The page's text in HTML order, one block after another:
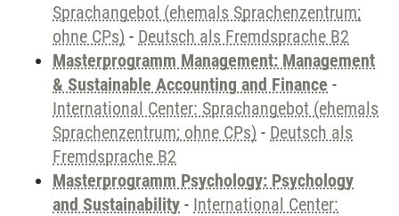
Sprachangebot (ehemals Sprachenzentrum;
ohne CPs) - Deutsch als Fremdsprache B2
Masterprogramm Management: Management
& Sustainable Accounting and Finance -
International Center: Sprachangebot (ehemals
Sprachenzentrum; ohne CPs) - Deutsch als
Fremdsprache B2
Masterprogramm Psychology: Psychology
and Sustainability - International Center: